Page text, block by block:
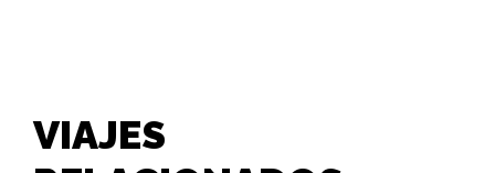
VIAJES